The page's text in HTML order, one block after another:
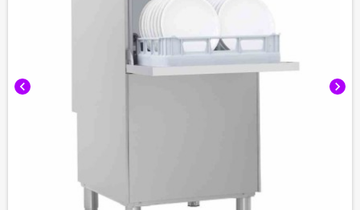
chevron_left chevron_right